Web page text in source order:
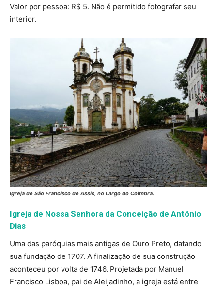
Valor por pessoa: R$ 5. Não é permitido fotografar seu
interior.
Igreja de São Francisco de Assis, no Largo do Coimbra.
Igreja de Nossa Senhora da Conceição de Antônio
Dias
Uma das paróquias mais antigas de Ouro Preto, datando
sua fundação de 1707. A finalização de sua construção
aconteceu por volta de 1746. Projetada por Manuel
Francisco Lisboa, pai de Aleijadinho, a igreja está entre